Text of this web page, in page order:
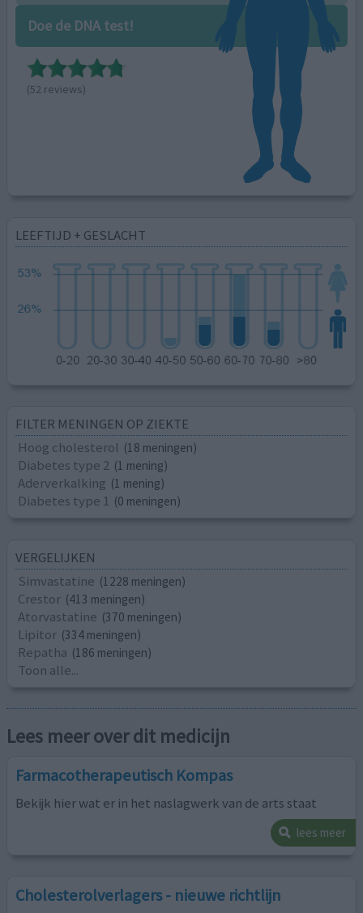
Doe de DNA test!
(52 reviews)
LEEFTIJD + GESLACHT
FILTER MENINGEN OP ZIEKTE
Hoog cholesterol (18 meningen)
Diabetes type 2 (1 mening)
Aderverkalking (1 mening)
Diabetes type 1 (0 meningen)
VERGELIJKEN
Simvastatine (1228 meningen)
Crestor (413 meningen)
Atorvastatine (370 meningen)
Lipitor (334 meningen)
Repatha (186 meningen)
Toon alle...
Lees meer over dit medicijn
Farmacotherapeutisch Kompas
Bekijk hier wat er in het naslagwerk van de arts staat
lees meer
Cholesterolverlagers - nieuwe richtlijn